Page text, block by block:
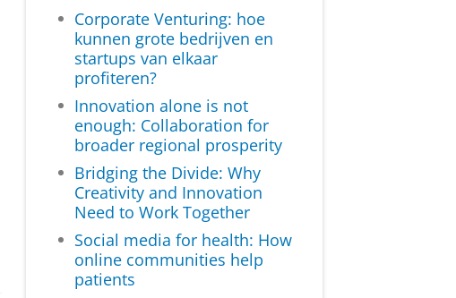
Corporate Venturing: hoe
kunnen grote bedrijven en
startups van elkaar
profiteren?
Innovation alone is not
enough: Collaboration for
broader regional prosperity
Bridging the Divide: Why
Creativity and Innovation
Need to Work Together
Social media for health: How
online communities help
patients